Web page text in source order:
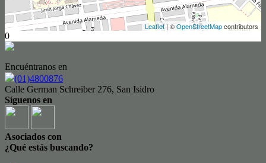
Leaflet | ©OpenStreetMapcontributors
0
Encuéntranos en
(01)4800876
Calle German Schreiber 276, San Isidro
Síguenos en
Asociados con
¿Qué estás buscando?